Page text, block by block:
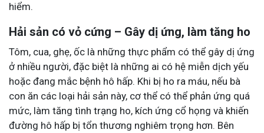
hiểm.
Hải sản có vỏ cứng – Gây dị ứng, làm tăng ho
Tôm, cua, ghẹ, ốc là những thực phẩm có thể gây dị ứng
ở nhiều người, đặc biệt là những ai có hệ miễn dịch yếu
hoặc đang mắc bệnh hô hấp. Khi bị ho ra máu, nếu bà
con ăn các loại hải sản này, cơ thể có thể phản ứng quá
mức, làm tăng tình trạng ho, kích ứng cổ họng và khiến
đường hô hấp bị tổn thương nghiêm trọng hơn. Bên